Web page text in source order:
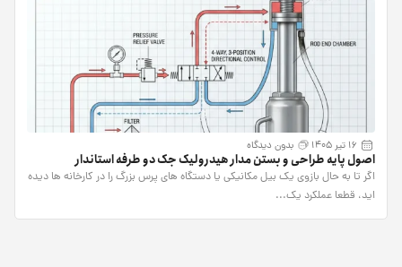
16 تیر 1405 بدون دیدگاه
اصول پایه طراحی و بستن مدار هیدرولیک جک دو طرفه استاندار
اگر تا به حال بازوی یک بیل مکانیکی یا دستگاه های پرس بزرگ را در کارخانه ها دیده
اید، قطعا عملکرد یک...